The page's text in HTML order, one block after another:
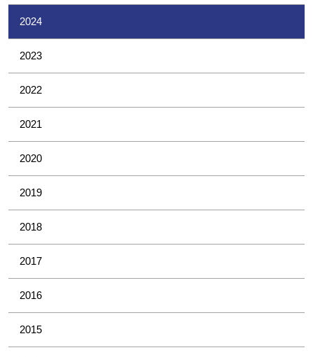
2024
2023
2022
2021
2020
2019
2018
2017
2016
2015